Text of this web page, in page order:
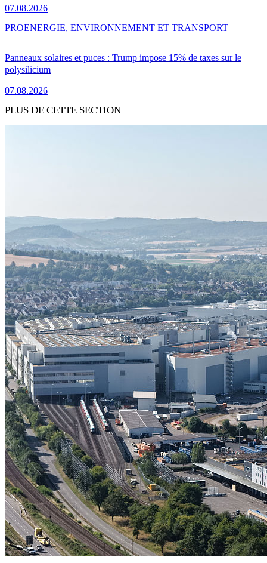
07.08.2026
Panneaux solaires et puces : Trump impose 15% de taxes sur le
polysilicium
07.08.2026
PROENERGIE, ENVIRONNEMENT ET TRANSPORT
PLUS DE CETTE SECTION